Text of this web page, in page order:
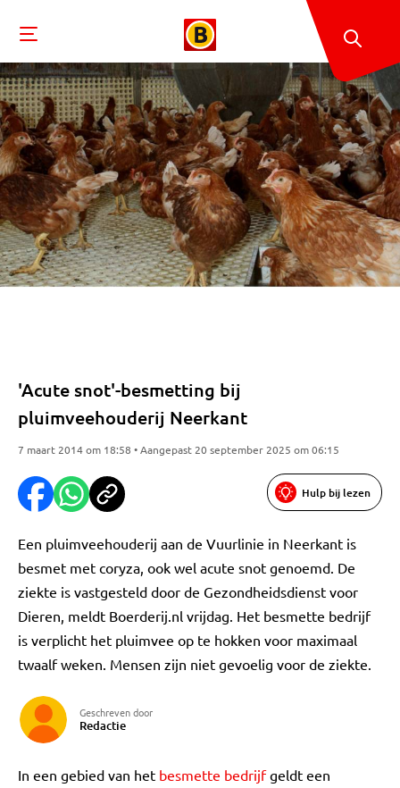
'Acute snot'-besmetting bij
pluimveehouderij Neerkant
7 maart 2014 om 18:58 • Aangepast 20 september 2025 om 06:15
Hulp bij lezen
Een pluimveehouderij aan de Vuurlinie in Neerkant is
besmet met coryza, ook wel acute snot genoemd. De
ziekte is vastgesteld door de Gezondheidsdienst voor
Dieren, meldt Boerderij.nl vrijdag. Het besmette bedrijf
is verplicht het pluimvee op te hokken voor maximaal
twaalf weken. Mensen zijn niet gevoelig voor de ziekte.
Geschreven door
Redactie
In een gebied van het besmette bedrijfgeldt een